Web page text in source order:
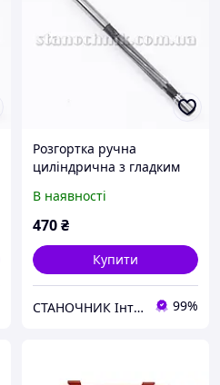
Розгортка ручна
циліндрична з гладким
мм 9ХС
В наявності
470₴
Купити
СТАНОЧНИК Інтернет-магазин 99%